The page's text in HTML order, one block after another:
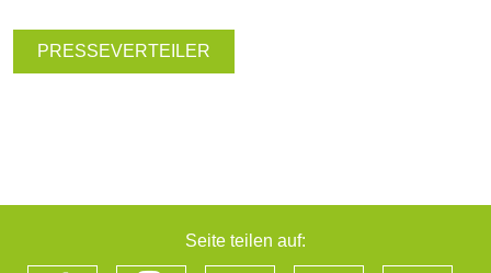
PRESSEVERTEILER
Seite teilen auf: